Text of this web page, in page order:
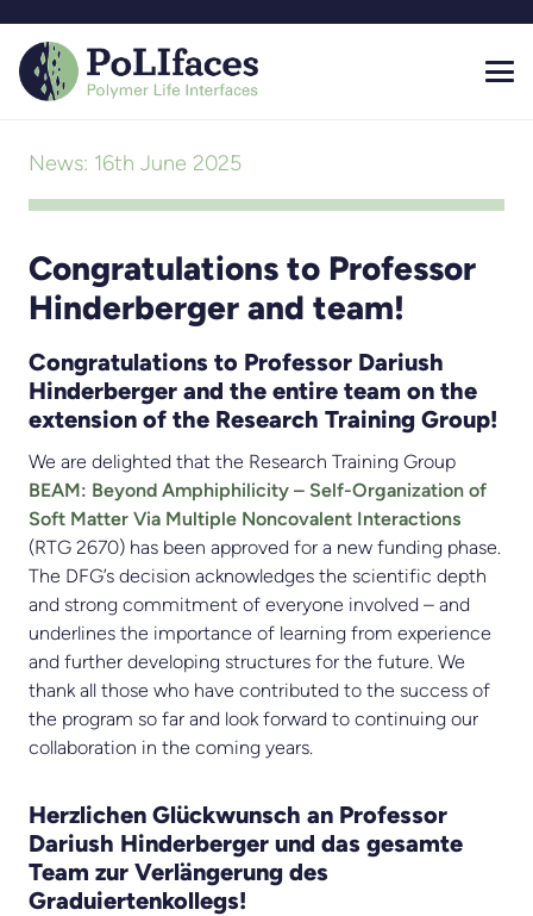
News: 16th June 2025
Congratulations to Professor
Hinderberger and team!
Congratulations to Professor Dariush
Hinderberger and the entire team on the
extension of the Research Training Group!
We are delighted that the Research Training Group
BEAM: Beyond Amphiphilicity – Self-Organization of
Soft Matter Via Multiple Noncovalent Interactions
(RTG 2670) has been approved for a new funding phase.
The DFG’s decision acknowledges the scientific depth
and strong commitment of everyone involved – and
underlines the importance of learning from experience
and further developing structures for the future. We
thank all those who have contributed to the success of
the program so far and look forward to continuing our
collaboration in the coming years.
Herzlichen Glückwunsch an Professor
Dariush Hinderberger und das gesamte
Team zur Verlängerung des
Graduiertenkollegs!